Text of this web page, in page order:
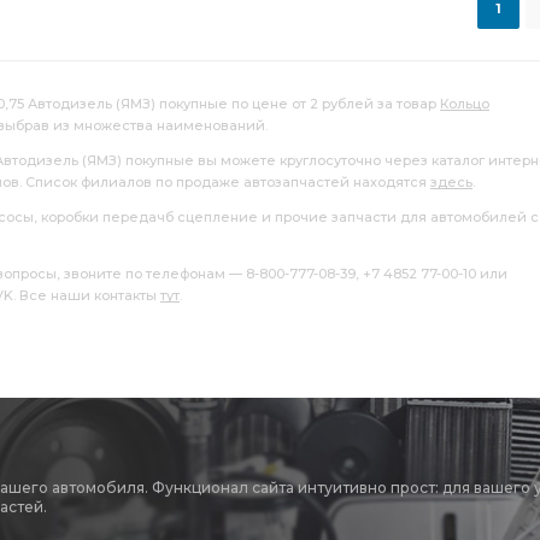
вкладышей -0,50
DRK трубки Камоцци DRK Камоцци DRK
вала Фитинг Камоцци D2612 Камоцци D2612
1
Автодизель (ЯМЗ) покупные по цене от 2 рублей за товар Кольцо
из множества наименований.
(ЯМЗ) покупные вы можете круглосуточно через каталог
Список филиалов по продаже автозапчастей находятся здесь.
коробки передачб сцепление и прочие запчасти для автомобилей с
звоните по телефонам — 8-800-777-08-39, +7 4852 77-00-10 или
Все наши контакты тут.
автомобиля. Функционал сайта интуитивно прост: для вашего